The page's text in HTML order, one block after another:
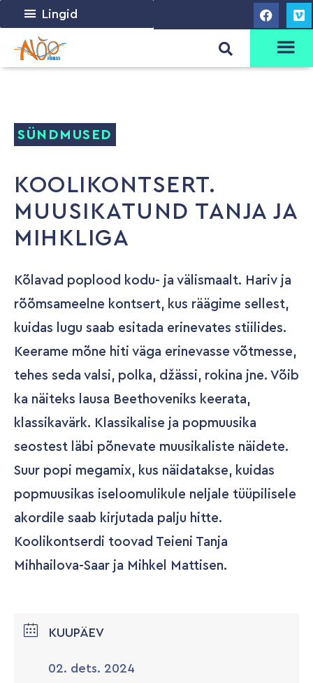
Lingid
SÜNDMUSED
KOOLIKONTSERT.
MUUSIKATUND TANJA JA
MIHKLIGA
Kõlavad poplood kodu- ja välismaalt. Hariv ja
rõõmsameelne kontsert, kus räägime sellest,
kuidas lugu saab esitada erinevates stiilides.
Keerame mõne hiti väga erinevasse võtmesse,
tehes seda valsi, polka, džässi, rokina jne. Võib
ka näiteks lausa Beethoveniks keerata,
klassikavärk. Klassikalise ja popmuusika
seostest läbi põnevate muusikaliste näidete.
Suur popi megamix, kus näidatakse, kuidas
popmuusikas iseloomulikule neljale tüüpilisele
akordile saab kirjutada palju hitte.
Koolikontserdi toovad Teieni Tanja
Mihhailova-Saar ja Mihkel Mattisen.
KUUPÄEV
02. dets. 2024